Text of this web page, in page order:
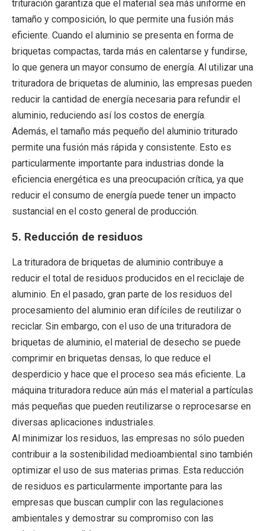
trituración garantiza que el material sea más uniforme en
tamaño y composición, lo que permite una fusión más
eficiente. Cuando el aluminio se presenta en forma de
briquetas compactas, tarda más en calentarse y fundirse,
lo que genera un mayor consumo de energía. Al utilizar una
trituradora de briquetas de aluminio, las empresas pueden
reducir la cantidad de energía necesaria para refundir el
aluminio, reduciendo así los costos de energía.
Además, el tamaño más pequeño del aluminio triturado
permite una fusión más rápida y consistente. Esto es
particularmente importante para industrias donde la
eficiencia energética es una preocupación crítica, ya que
reducir el consumo de energía puede tener un impacto
sustancial en el costo general de producción.
5. Reducción de residuos
La trituradora de briquetas de aluminio contribuye a
reducir el total de residuos producidos en el reciclaje de
aluminio. En el pasado, gran parte de los residuos del
procesamiento del aluminio eran difíciles de reutilizar o
reciclar. Sin embargo, con el uso de una trituradora de
briquetas de aluminio, el material de desecho se puede
comprimir en briquetas densas, lo que reduce el
desperdicio y hace que el proceso sea más eficiente. La
máquina trituradora reduce aún más el material a partículas
más pequeñas que pueden reutilizarse o reprocesarse en
diversas aplicaciones industriales.
Al minimizar los residuos, las empresas no sólo pueden
contribuir a la sostenibilidad medioambiental sino también
optimizar el uso de sus materias primas. Esta reducción
de residuos es particularmente importante para las
empresas que buscan cumplir con las regulaciones
ambientales y demostrar su compromiso con las